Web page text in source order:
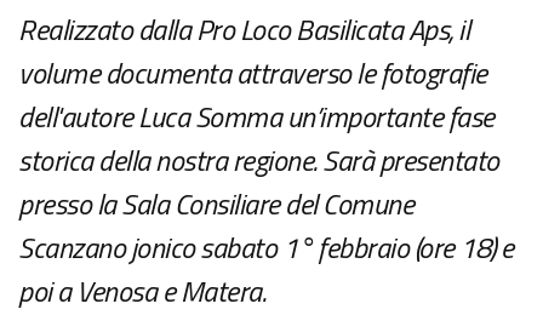
Realizzato dalla Pro Loco Basilicata Aps, il
volume documenta attraverso le fotografie
dell'autore Luca Somma un’importante fase
storica della nostra regione. Sarà presentato
presso la Sala Consiliare del Comune
Scanzano jonico sabato 1° febbraio (ore 18) e
poi a Venosa e Matera.